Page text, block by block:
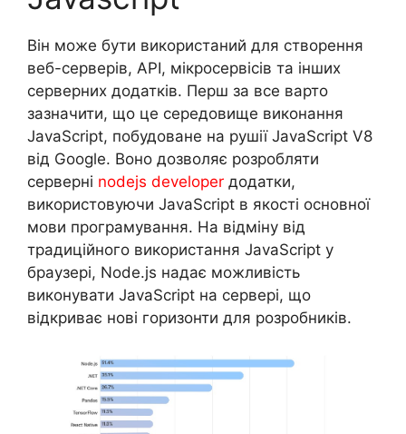
Він може бути використаний для створення
веб-серверів, API, мікросервісів та інших
серверних додатків. Перш за все варто
зазначити, що це середовище виконання
JavaScript, побудоване на рушії JavaScript V8
від Google. Воно дозволяє розробляти
серверні nodejs developer додатки,
використовуючи JavaScript в якості основної
мови програмування. На відміну від
традиційного використання JavaScript у
браузері, Node.js надає можливість
виконувати JavaScript на сервері, що
відкриває нові горизонти для розробників.